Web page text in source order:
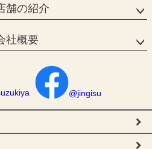
舗の紹介
社概要
@jingisu